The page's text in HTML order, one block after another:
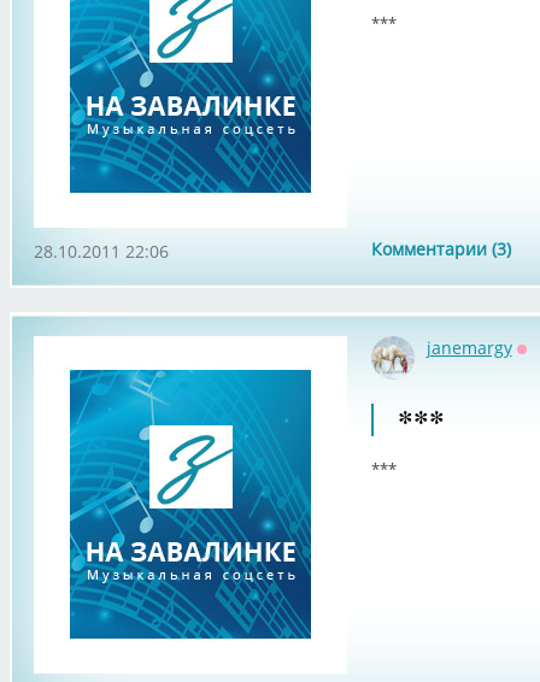
***
Комментарии (3)
28.10.2011 22:06
janemargy
***
***